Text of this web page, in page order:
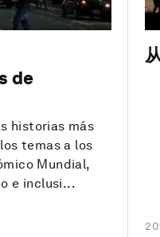
de
historias más
temas a los
Mundial,
e inclusi...